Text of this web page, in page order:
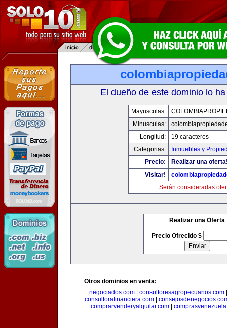
El dueño de este dominio lo
Mayusculas:
Minusculas:
Longitud:
19 caracteres
Categorias:
Inmuebles y
Precio:
Realizar una
Visitar!
Serán consideradas
Realizar una Oferta
Precio Ofrecido $
Otros dominios en venta:
negociados.com
consultoresagropecuarios.com
consultorafinanciera.com|
comprarvenderyalquilar.com|